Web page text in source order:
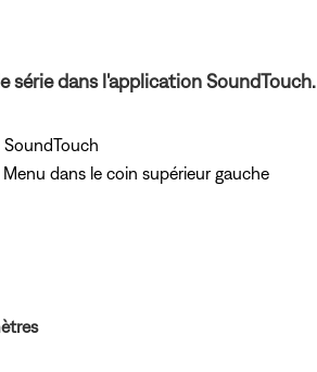
série dans l'application SoundTouch.
dans le coin supérieur gauche